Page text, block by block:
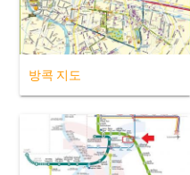
방콕 지도